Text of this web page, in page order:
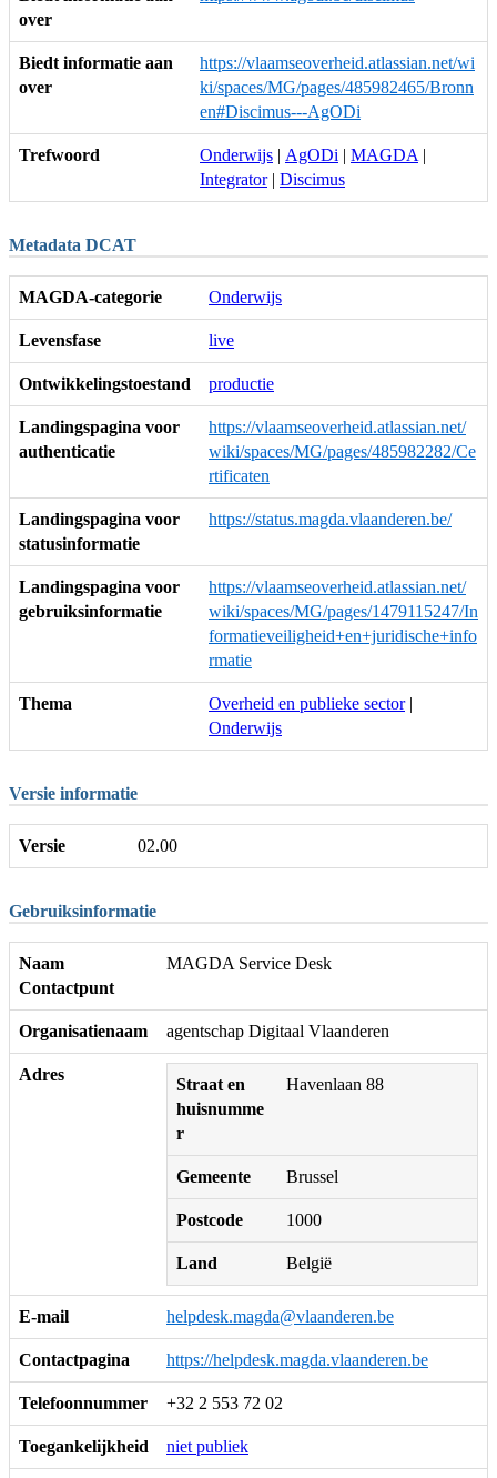
over
Biedt informatie aan
over
https://vlaamseoverheid.atlassian.net/wi
ki/spaces/MG/pages/485982465/Bronn
en#Discimus---AgODi
Trefwoord Onderwijs | AgODi | MAGDA |
Integrator| Discimus
Metadata DCAT
MAGDA-categorie Onderwijs
Levensfase live
Ontwikkelingstoestand productie
Landingspagina voor
authenticatie
https://vlaamseoverheid.atlassian.net/
wiki/spaces/MG/pages/485982282/Ce
rtificaten
Landingspagina voor
statusinformatie
https://status.magda.vlaanderen.be/
Landingspagina voor
gebruiksinformatie
https://vlaamseoverheid.atlassian.net/
wiki/spaces/MG/pages/1479115247/In
formatieveiligheid+en+juridische+info
rmatie
Thema Overheid en publieke sector|
Onderwijs
Versie informatie
Versie 02.00
Gebruiksinformatie
Naam
Contactpunt
MAGDA Service Desk
Organisatienaam agentschap Digitaal Vlaanderen
Adres
Straat en
huisnumme
r
Havenlaan 88
Gemeente Brussel
Postcode 1000
Land België
E-mail helpdesk.magda@vlaanderen.be
Contactpagina https://helpdesk.magda.vlaanderen.be
Telefoonnummer +32 2 553 72 02
Toegankelijkheid niet publiek